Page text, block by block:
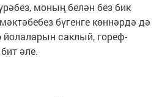
моның белән без бик
бүгенге көннәрдә дә
саклый, гореф-
әле.